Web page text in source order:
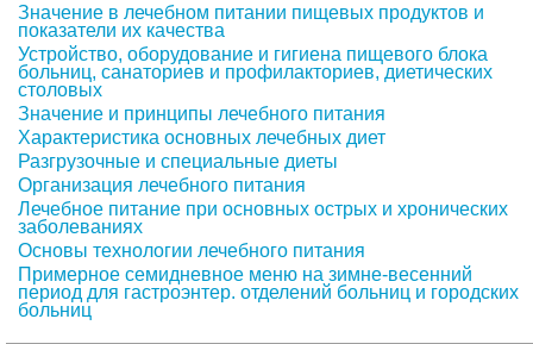
Значение в лечебном питании пищевых продуктов и
показатели их качества
Устройство, оборудование и гигиена пищевого блока
больниц, санаториев и профилакториев, диетических
столовых
Значение и принципы лечебного питания
Характеристика основных лечебных диет
Разгрузочные и специальные диеты
Организация лечебного питания
Лечебное питание при основных острых и хронических
заболеваниях
Основы технологии лечебного питания
Примерное семидневное меню на зимне-весенний
период для гастроэнтер. отделений больниц и городских
больниц